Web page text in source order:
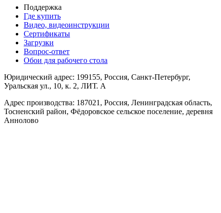
Поддержка
Где купить
Видео, видеоинструкции
Сертификаты
Загрузки
Вопрос-ответ
Обои для рабочего стола
Юридический адрес: 199155, Россия, Санкт-Петербург,
Уральская ул., 10, к. 2, ЛИТ. А
Адрес производства: 187021, Россия, Ленинградская область,
Тосненский район, Фёдоровское сельское поселение, деревня
Аннолово